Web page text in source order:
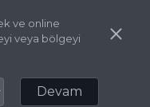
ve online
veya bölgeyi
Devam